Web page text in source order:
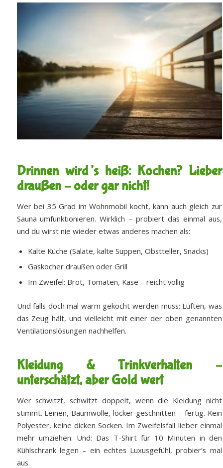
Drinnen wird’s heiß: Kochen? Lieber
draußen – oder gar nicht!
Wer bei 35 Grad im Wohnmobil kocht, kann auch gleich zur
Sauna umfunktionieren. Wirklich – probiert das einmal aus,
und du wirst nie wieder etwas anderes machen als:
Kalte Küche (Salate, kalte Suppen, Obstteller, Snacks)
Gaskocher draußen oder Grill
Im Zweifel: Brot, Tomaten, Käse – reicht völlig
Und falls doch mal warm gekocht werden muss: Lüften, was
das Zeug hält, und vielleicht mit einer der oben genannten
Ventilationslösungen nachhelfen.
Kleidung & Trinkverhalten –
unterschätzt, aber Gold wert
Wer schwitzt, schwitzt doppelt, wenn die Kleidung nicht
stimmt. Leinen, Baumwolle, locker geschnitten – fertig. Kein
Polyester, keine dicken Socken. Im Zweifelsfall lieber einmal
mehr umziehen. Und: Das T-Shirt für 10 Minuten in den
Kühlschrank legen – ein echtes Luxusgefühl, probier’s mal
aus.